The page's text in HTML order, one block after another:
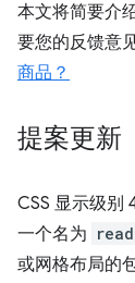
本文将简要介
要您的反馈意
商品？
提案更新
CSS 显示级别
一个名为
或网格布局的